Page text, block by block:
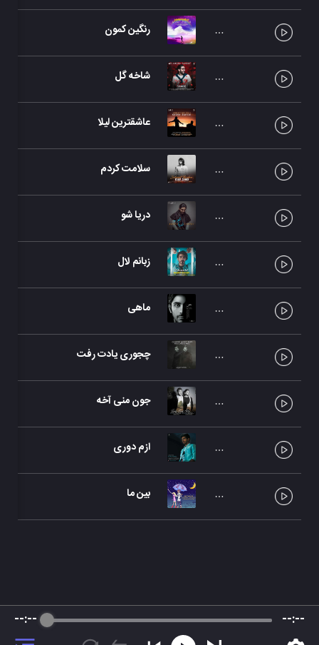
رنگین کمون
شاخه گل
عاشقترین لیلا
سلامت کردم
دریا شو
زبانم لال
ماهی
چجوری یادت رفت
جون منی آخه
ازم دوری
بین ما
--:-- --:--